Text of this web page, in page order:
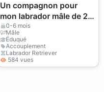
Un compagnon pour
mon labrador mâle de 2
ans.
0-6 mois
Mâle
Éduqué
Accouplement
Labrador Retriever
584 vues